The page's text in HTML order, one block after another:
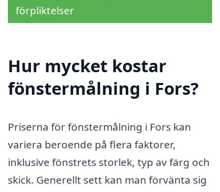
förpliktelser
Hur mycket kostar
fönstermålning i Fors?
Priserna för fönstermålning i Fors kan
variera beroende på flera faktorer,
inklusive fönstrets storlek, typ av färg och
skick. Generellt sett kan man förvänta sig